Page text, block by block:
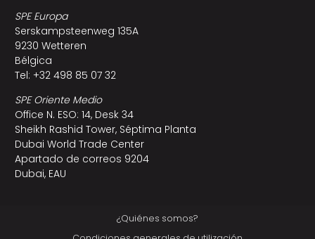
SPE Europa
Serskampsteenweg 135A
9230 Wetteren
Bélgica
Tel: +32 498 85 07 32
SPE Oriente Medio
Office N. ESO: 14, Desk 34
Sheikh Rashid Tower, Séptima Planta
Dubai World Trade Center
Apartado de correos 9204
Dubai, EAU
¿Quiénes somos?